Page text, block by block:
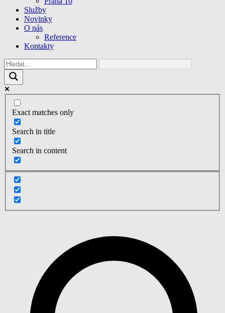
Služby
Novinky
O nás
Reference
Kontakty
Exact matches only
Search in title
Search in content